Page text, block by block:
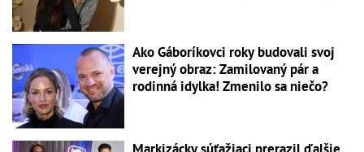
Ako Gáboríkovci roky budovali svoj
verejný obraz: Zamilovaný pár a
rodinná idylka! Zmenilo sa niečo?